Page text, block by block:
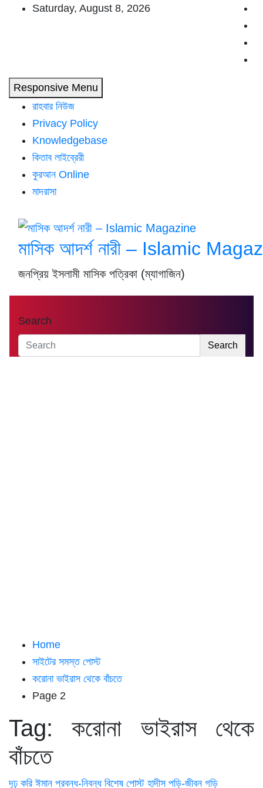
Saturday, August 8, 2026
Responsive Menu
রাহবার নিউজ
Privacy Policy
Knowledgebase
কিতাব লাইব্রেরী
কুরআন Online
মাদরাসা
মাসিক আদর্শ নারী – Islamic
জনপ্রিয় ইসলামী মাসিক পত্রিকা (ম্যাগাজিন)
Search
Search
Home
সাইটের সমস্ত পোস্ট
করোনা ভাইরাস থেকে বাঁচতে
Page 2
Tag:করোনা ভাইরাস থেকে
বাঁচতে
দৃঢ় করি ঈমান প্রবন্ধ-নিবন্ধ বিশেষ পোস্ট হাদীস পড়ি-জীবন গড়ি